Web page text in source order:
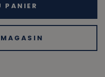
PANIER
MAGASIN